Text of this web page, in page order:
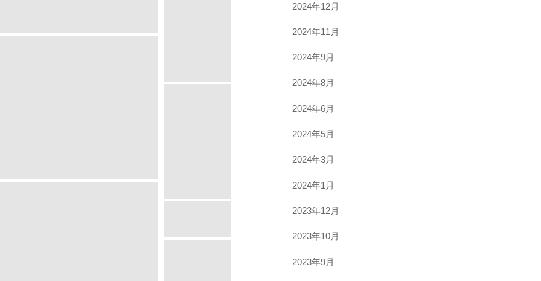
2024年12月
2024年11月
2024年9月
2024年8月
2024年6月
2024年5月
2024年3月
2024年1月
2023年12月
2023年10月
2023年9月